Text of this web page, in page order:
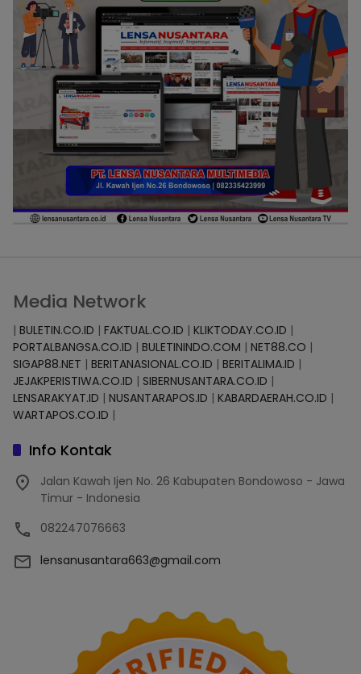
Media Network
| BULETIN.CO.ID | FAKTUAL.CO.ID | KLIKTODAY.CO.ID |
PORTALBANGSA.CO.ID | BULETININDO.COM | NET88.CO |
SIGAP88.NET | BERITANASIONAL.CO.ID | BERITALIMA.ID |
JEJAKPERISTIWA.CO.ID | SIBERNUSANTARA.CO.ID |
LENSARAKYAT.ID | NUSANTARAPOS.ID | KABARDAERAH.CO.ID |
WARTAPOS.CO.ID |
Info Kontak
Jalan Kawah Ijen No. 26 Kabupaten Bondowoso - Jawa
Timur - Indonesia
082247076663
lensanusantara663@gmail.com